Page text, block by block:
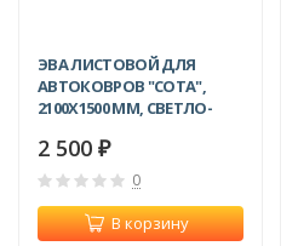
ЭВА ЛИСТОВОЙ ДЛЯ
АВТОКОВРОВ "СОТА",
2100Х1500 ММ, СВЕТЛО-
2 500 ₽
0
В корзину